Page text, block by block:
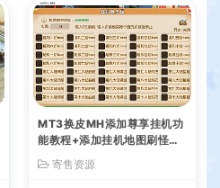
MT3换皮MH添加尊享挂机功
能教程+添加挂机地图刷怪教
程+视频教程
寄售资源